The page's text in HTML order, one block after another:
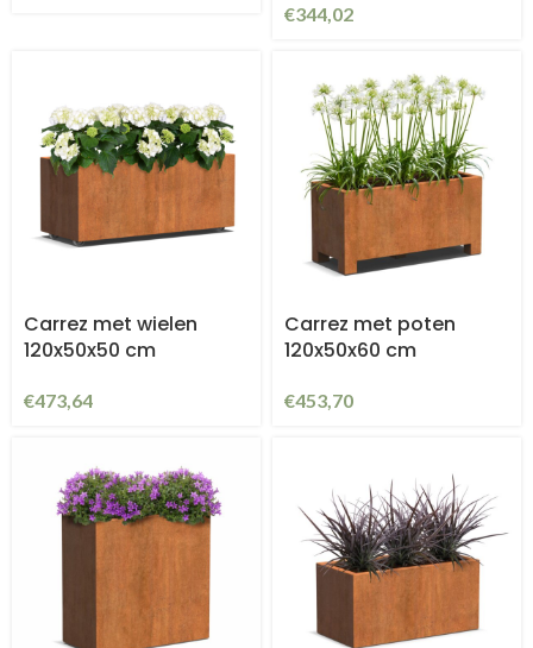
€344,02
Carrez met wielen
120x50x50 cm
€473,64
Carrez met poten
120x50x60 cm
€453,70